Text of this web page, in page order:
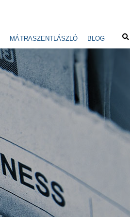
MÁTRASZENTLÁSZLÓ BLOG